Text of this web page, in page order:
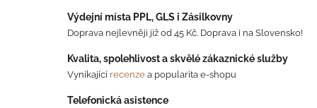
Výdejní místa PPL, GLS i Zásilkovny
Doprava nejlevněji již od 45 Kč. Doprava i na Slovensko!
Kvalita, spolehlivost a skvělé zákaznické služby
Vynikající recenze a popularita e-shopu
Telefonická asistence